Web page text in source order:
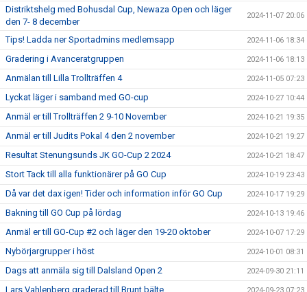
Distriktshelg med Bohusdal Cup, Newaza Open och läger
den 7- 8 december
2024-11-07 20:06
Tips! Ladda ner Sportadmins medlemsapp 2024-11-06 18:34
Gradering i Avanceratgruppen 2024-11-06 18:13
Anmälan till Lilla Trollträffen 4 2024-11-05 07:23
Lyckat läger i samband med GO-cup 2024-10-27 10:44
Anmäl er till Trollträffen 2 9-10 November 2024-10-21 19:35
Anmäl er till Judits Pokal 4 den 2 november 2024-10-21 19:27
Resultat Stenungsunds JK GO-Cup 2 2024 2024-10-21 18:47
Stort Tack till alla funktionärer på GO Cup 2024-10-19 23:43
Då var det dax igen! Tider och information inför GO Cup 2024-10-17 19:29
Bakning till GO Cup på lördag 2024-10-13 19:46
Anmäl er till GO-Cup #2 och läger den 19-20 oktober 2024-10-07 17:29
Nybörjargrupper i höst 2024-10-01 08:31
Dags att anmäla sig till Dalsland Open 2 2024-09-30 21:11
Lars Vahlenberg graderad till Brunt bälte